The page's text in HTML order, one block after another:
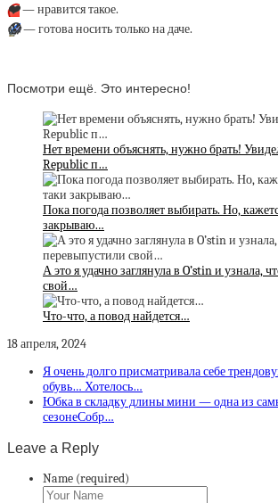
❤️— нравится такое.
😱— готова носить только на даче.
Посмотри ещё. Это интересно!
Нет времени объяснять, нужно брать!
Republic п…
Пока погода позволяет выбирать. Но,
закрываю…
А это я удачно заглянула в O’stin и узнала,
свой…
Что-что, а повод найдется…
18 апреля, 2024
Я очень долго присматривала себе
обувь… Хотелось…
Юбка в складку длины мини — одна из
сезонеСобр…
Leave a Reply
Name (required)